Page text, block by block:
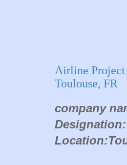
Airline Project
Toulouse, FR
company